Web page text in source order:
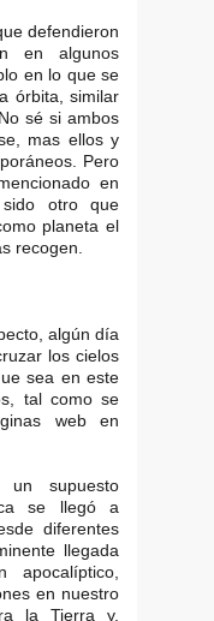
defendieron
en algunos
en lo que se
órbita, similar
sé si ambos
mas ellos y
Pero
en
otro que
planeta el
recogen.
algún día
los cielos
sea en este
tal como se
web en
supuesto
se llegó a
diferentes
llegada
en nuestro
la Tierra y,